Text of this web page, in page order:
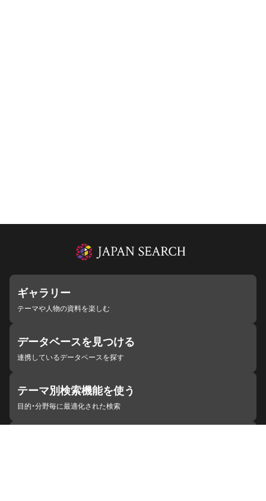
ギャラリー
テーマや人物の資料を楽しむ
データベースを見つける
連携しているデータベースを探す
テーマ別検索機能を使う
目的・分野毎に最適化された検索